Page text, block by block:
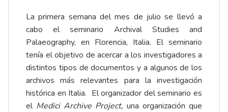
La primera semana del mes de julio se llevó a
cabo el seminario Archival Studies and
Palaeography, en Florencia, Italia. El seminario
tenía el objetivo de acercar a los investigadores a
distintos tipos de documentos y a algunos de los
archivos más relevantes para la investigación
histórica en Italia. El organizador del seminario es
el Medici Archive Project, una organización que